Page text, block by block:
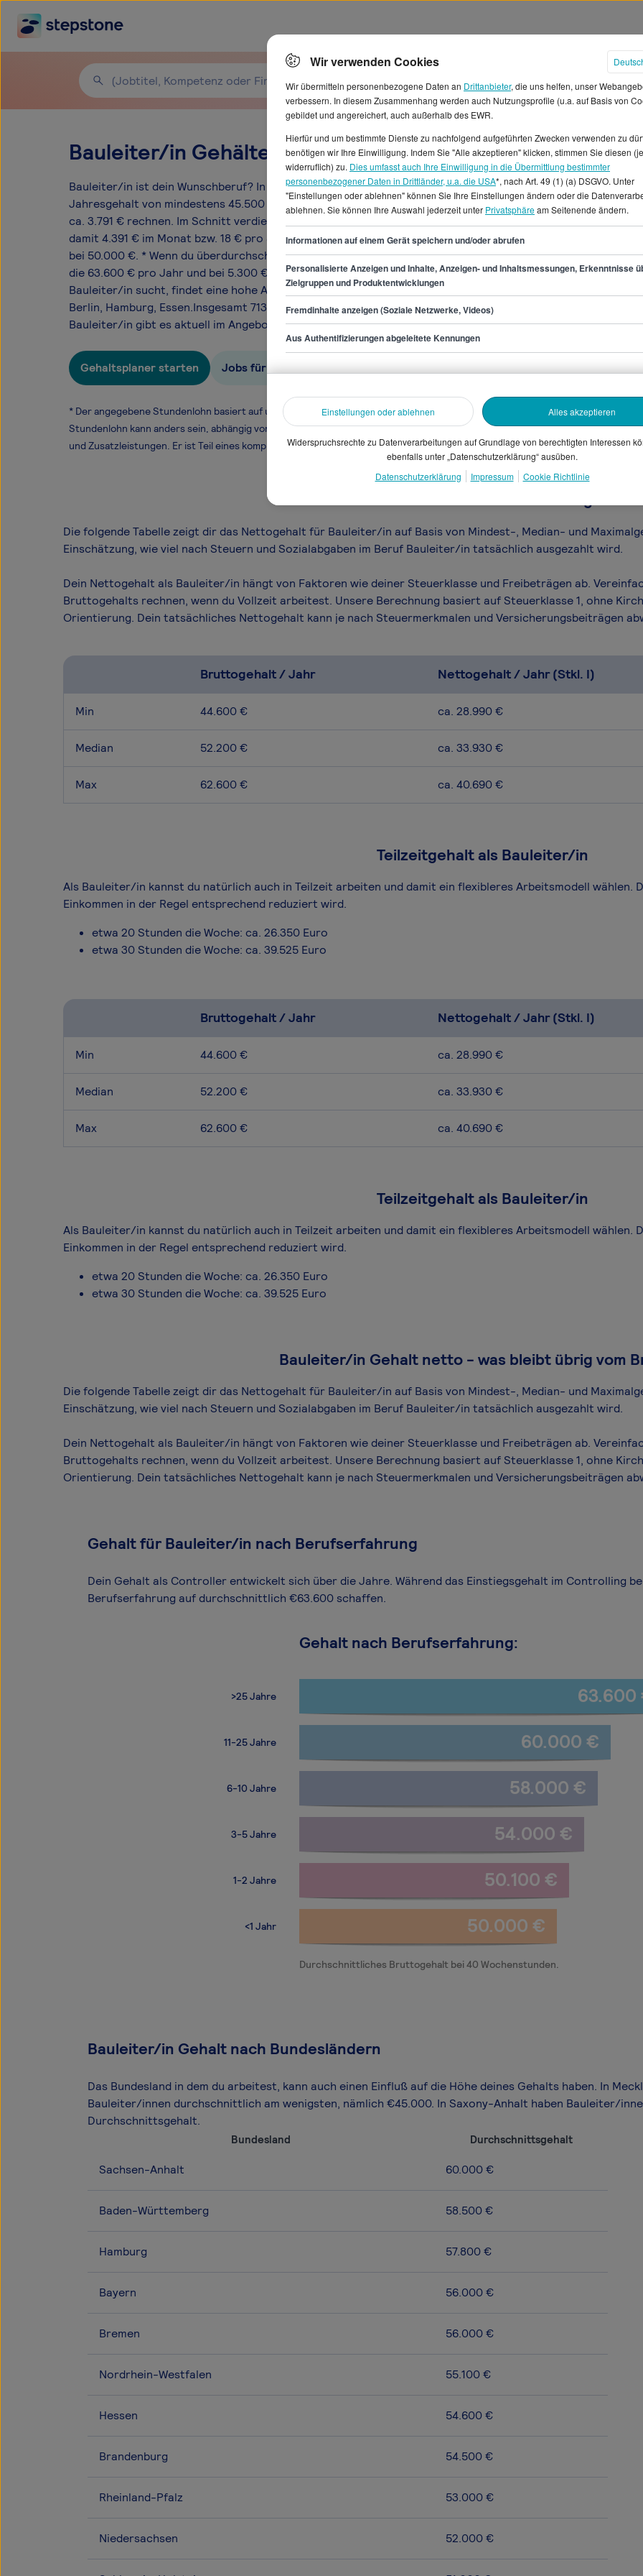
Bauleiter/in Gehälter in Deutschland
Bauleiter/in ist dein Wunschberuf? In diesem Job kannst du mit einem
Jahresgehalt von mindestens 45.500 € und damit einem Monatsgehalt von
ca. 3.791 € rechnen. Im Schnitt verdienst du allerdings 52.700 € im Jahr und
damit 4.391 € im Monat bzw. 18 € pro Stunde. Das Einstiegsgehalt liegt etwa
bei 50.000 €. * Wenn du überdurchschnittlich verdienst, liegt dein Gehalt um
die 63.600 € pro Jahr und bei 5.300 € im Monat.Wer einen Job als
Bauleiter/in sucht, findet eine hohe Anzahl an Jobangeboten in den Städten
Berlin, Hamburg, Essen.Insgesamt 7131 offene Positionen für den Job als
Bauleiter/in gibt es aktuell im Angebot auf StepStone.
min.45.500€
Gehaltsplaner starten Jobs für Bauleiter/in
* Der angegebene Stundenlohn basiert auf unseren gesammelten Daten. Dein
Stundenlohn kann anders sein, abhängig von Überstunden, Branche, Selbstständigkeit
und Zusatzleistungen. Er ist Teil eines komplexen Vergütungssystems.
Bauleiter/in Gehalt netto - was bleibt übrig vom
Die folgende Tabelle zeigt dir das Netto­gehalt für Bauleiter/in auf Basis von Mindest-, Median- und
Einschätzung, wie viel nach Steuern und Sozialabgaben im Beruf Bauleiter/in tatsächlich ausgezahlt wird.
Dein Nettogehalt als Bauleiter/in hängt von Faktoren wie deiner Steuerklasse und Freibeträgen ab.
Bruttogehalts rechnen, wenn du Vollzeit arbeitest. Unsere Berechnung basiert auf Steuerklasse 1, ohne
Orientierung. Dein tatsächliches Nettogehalt kann je nach Steuermerkmalen und Versicherungsbeiträgen
Bruttogehalt / Jahr Nettogehalt / Jahr (Stkl. I)
Min 44.600 € ca. 28.990 €
Median 52.200 € ca. 33.930 €
Max 62.600 € ca. 40.690 €
Teilzeitgehalt als Bauleiter/in
Als Bauleiter/in kannst du natürlich auch in Teilzeit arbeiten und damit ein flexibleres Arbeitsmodell wählen.
Einkommen in der Regel entsprechend reduziert wird.
etwa 20 Stunden die Woche: ca. 26.350 Euro
etwa 30 Stunden die Woche: ca. 39.525 Euro
Bruttogehalt / Jahr Nettogehalt / Jahr (Stkl. I)
Min 44.600 € ca. 28.990 €
Median 52.200 € ca. 33.930 €
Max 62.600 € ca. 40.690 €
Teilzeitgehalt als Bauleiter/in
Als Bauleiter/in kannst du natürlich auch in Teilzeit arbeiten und damit ein flexibleres Arbeitsmodell wählen.
Einkommen in der Regel entsprechend reduziert wird.
etwa 20 Stunden die Woche: ca. 26.350 Euro
etwa 30 Stunden die Woche: ca. 39.525 Euro
Bauleiter/in Gehalt netto - was bleibt übrig vom
Die folgende Tabelle zeigt dir das Netto­gehalt für Bauleiter/in auf Basis von Mindest-, Median- und
Einschätzung, wie viel nach Steuern und Sozialabgaben im Beruf Bauleiter/in tatsächlich ausgezahlt wird.
Dein Nettogehalt als Bauleiter/in hängt von Faktoren wie deiner Steuerklasse und Freibeträgen ab.
Bruttogehalts rechnen, wenn du Vollzeit arbeitest. Unsere Berechnung basiert auf Steuerklasse 1, ohne
Orientierung. Dein tatsächliches Nettogehalt kann je nach Steuermerkmalen und Versicherungsbeiträgen
Gehalt für Bauleiter/in nach Berufserfahrung
Dein Gehalt als Controller entwickelt sich über die Jahre. Während das Einstiegsgehalt im Controlling
Berufserfahrung auf durchschnittlich €63.600 schaffen.
Gehalt nach Berufserfahrung:
>25 Jahre 63.600
11-25 Jahre 60.000 €
6-10 Jahre 58.000 €
3-5 Jahre 54.000 €
1-2 Jahre 50.100 €
<1 Jahr 50.000 €
Durchschnittliches Bruttogehalt bei 40 Wochenstunden.
Bauleiter/in Gehalt nach Bundesländern
Das Bundesland in dem du arbeitest, kann auch einen Einfluß auf die Höhe deines Gehalts haben. In
Bauleiter/innen durchschnittlich am wenigsten, nämlich €45.000. In Saxony-Anhalt haben Bauleiter/
Durchschnittsgehalt.
Bundesland Durchschnittsgehalt
Sachsen-Anhalt 60.000 €
Baden-Württemberg 58.500 €
Hamburg 57.800 €
Bayern 56.000 €
Bremen 56.000 €
Nordrhein-Westfalen 55.100 €
Hessen 54.600 €
Brandenburg 54.500 €
Rheinland-Pfalz 53.000 €
Niedersachsen 52.000 €
Wir verwenden Cookies
Wir übermitteln personenbezogene Daten an Drittanbieter, die uns helfen, unser
verbessern. In diesem Zusammenhang werden auch Nutzungsprofile (u.a. auf Basis von
gebildet und angereichert, auch außerhalb des EWR.
Hierfür und um bestimmte Dienste zu nachfolgend aufgeführten Zwecken verwenden zu
benötigen wir Ihre Einwilligung. Indem Sie "Alle akzeptieren" klicken, stimmen Sie diesen
widerruflich) zu. Dies umfasst auch Ihre Einwilligung in die Übermittlung bestimmter
personenbezogener Daten in Drittländer, u.a. die USA*, nach Art. 49 (1) (a) DSGVO. Unter
"Einstellungen oder ablehnen" können Sie Ihre Einstellungen ändern oder die
ablehnen. Sie können Ihre Auswahl jederzeit unter Privatsphäream Seitenende ändern.
Informationen auf einem Gerät speichern und/oder abrufen
Personalisierte Anzeigen und Inhalte, Anzeigen- und Inhaltsmessungen, Erkenntnisse
Zielgruppen und Produktentwicklungen
Fremdinhalte anzeigen (Soziale Netzwerke, Videos)
Aus Authentifizierungen abgeleitete Kennungen
Einstellungen oder ablehnen Alles akzeptieren
Widerspruchsrechte zu Datenverarbeitungen auf Grundlage von berechtigten Interessen
ebenfalls unter „Datenschutzerklärung“ ausüben.
Datenschutzerklärung
Impressum Cookie Richtlinie